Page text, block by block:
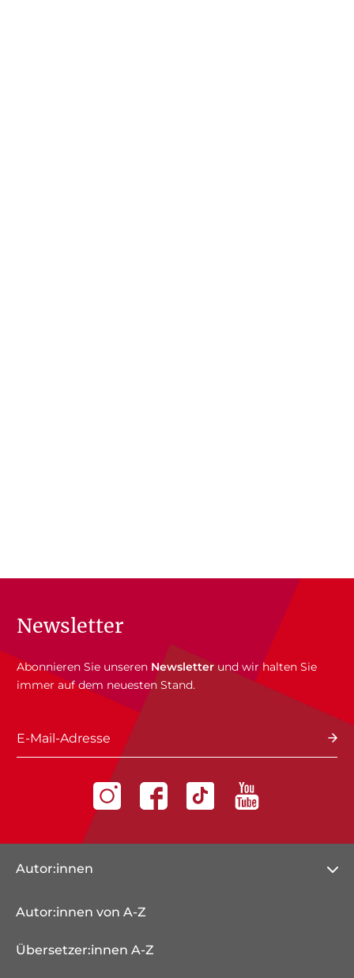
Newsletter
Abonnieren Sie unseren Newsletterund wir halten Sie
immer auf dem neuesten Stand.
E-Mail-Adresse
Autor:innen
Autor:innen von A-Z
Übersetzer:innen A-Z